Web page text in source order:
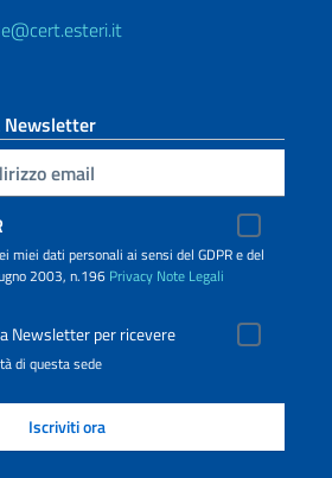
miei dati personali ai sensi del GDPR e del
2003, n.196 Privacy Note Legali
Newsletter per ricevere
di questa sede